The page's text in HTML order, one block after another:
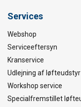
Services
Webshop
Serviceeftersyn
Kranservice
Udlejning af løfteudstyr
Workshop service
Specialfremstillet